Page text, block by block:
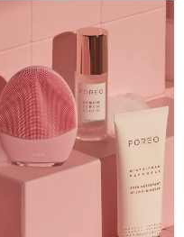
Förväntad leverans8/9/26
Förväntad leverans
Förväntad leverans 8/8/26
Förväntad leverans 8/16/26
8/9/26
8/10/26